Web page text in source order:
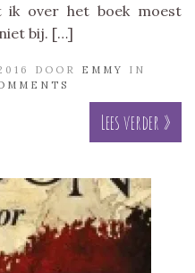
ik over het boek moest
bij. […]
DOOR EMMY
IN
Lees verder »